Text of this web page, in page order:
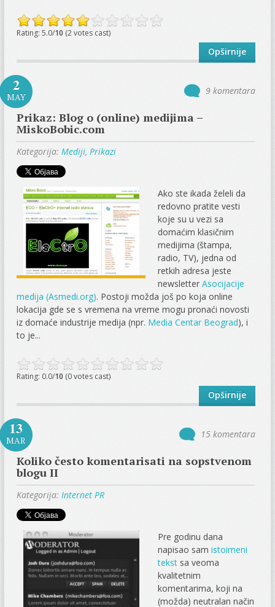
Rating: 5.0/10 (2 votes cast)
Opširnije
2
MAY
9 komentara
Prikaz: Blog o (online) medijima –
MiskoBobic.com
Kategorija:Mediji, Prikazi
Ako ste ikada želeli da
redovno pratite vesti
koje su u vezi sa
domaćim klasičnim
medijima (štampa,
radio, TV), jedna od
retkih adresa jeste
newsletterAsocijacije
medija (Asmedi.org). Postoji možda još po koja online
lokacija gde se s vremena na vreme mogu pronaći novosti
iz domaće industrije medija (npr. Media Centar Beograd), i
to je...
Rating: 0.0/10 (0 votes cast)
Opširnije
13
MAR
15 komentara
Koliko često komentarisati na sopstvenom
blogu II
Kategorija: Internet PR
Pre godinu dana
napisao samistoimeni
tekst sa veoma
kvalitetnim
komentarima, koji na
(možda) neutralan način